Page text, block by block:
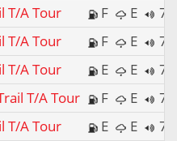
T/A Tour F E
T/A Tour F E
T/A Tour E E
T/A Tour F E
T/A Tour E E